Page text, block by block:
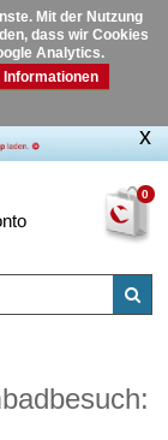
Mit der Nutzung
dass wir Cookies
Analytics.
Informationen
0